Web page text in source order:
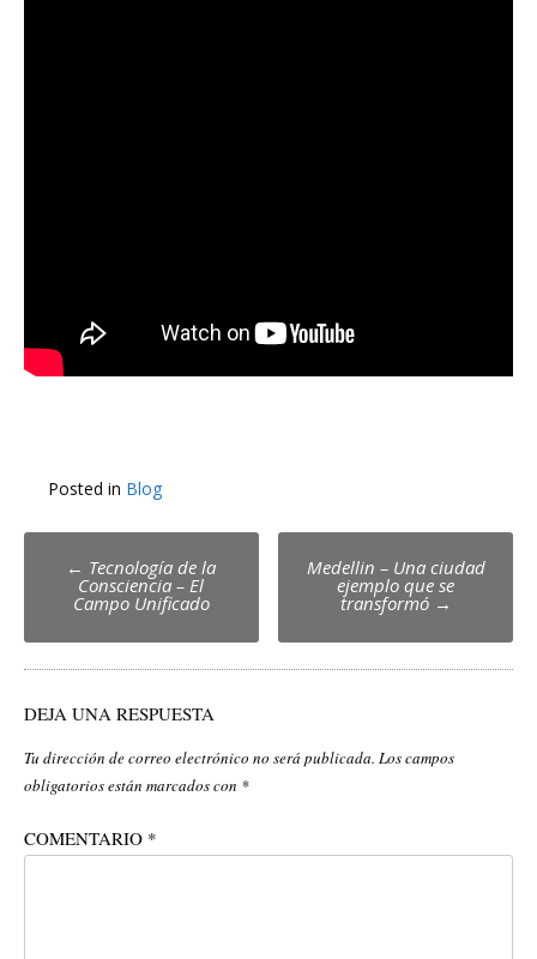
Posted in Blog
Post
navigation
← Tecnología de la
Consciencia – El
Campo Unificado
Medellin – Una ciudad
ejemplo que se
transformó →
DEJA UNA RESPUESTA
Tu dirección de correo electrónico no será publicada. Los campos
obligatorios están marcados con *
COMENTARIO *